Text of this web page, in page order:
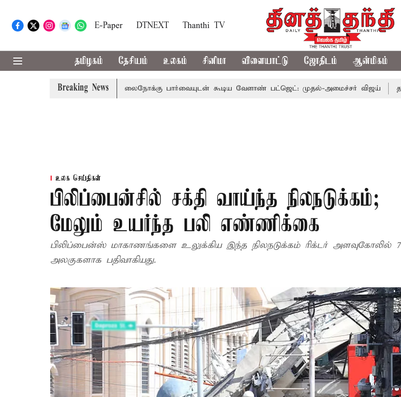
E-Paper DTNEXT Thanthi TV
தமிழகம் தேசியம் உலகம் சினிமா விளையாட்டு ஜோதிடம் ஆன்மிகம்
Breaking News
பிடிவாராண்ட் தொலைநோக்கு பார்வையுடன் கூடிய வேளாண் பட்ஜெட்: முதல்-அமைச்சர் விஜய் தமிழக
உலக செய்திகள்
பிலிப்பைன்சில் சக்தி வாய்ந்த நிலநடுக்கம்;
மேலும் உயர்ந்த பலி எண்ணிக்கை
பிலிப்பைன்ஸ் மாகாணங்களை உலுக்கிய இந்த நிலநடுக்கம் ரிக்டர் அளவுகோலில்
அலகுகளாக பதிவாகியது.